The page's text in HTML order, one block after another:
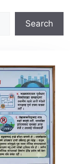
Search